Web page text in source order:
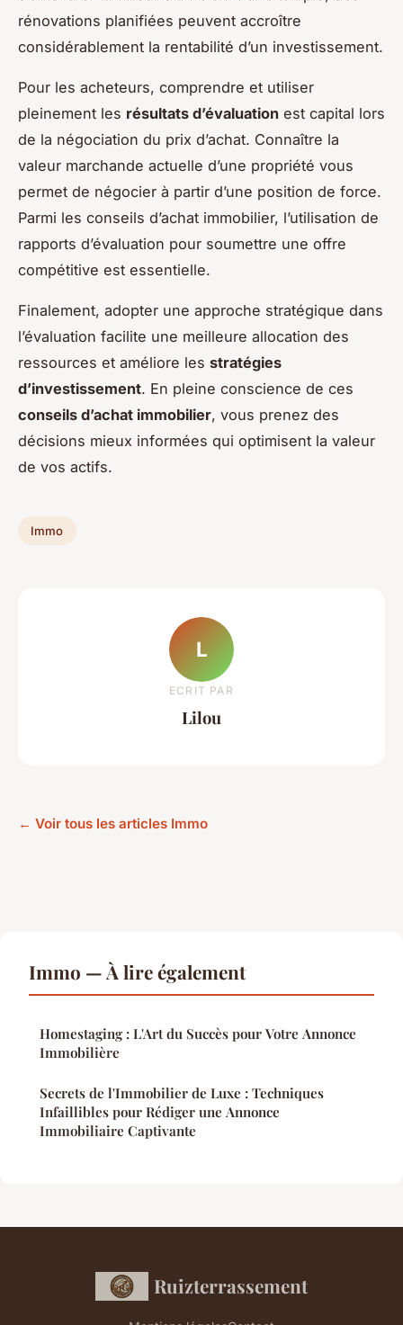
rénovations planifiées peuvent accroître
considérablement la rentabilité d’un investissement.
Pour les acheteurs, comprendre et utiliser
pleinement les résultats d’évaluation est capital lors
de la négociation du prix d’achat. Connaître la
valeur marchande actuelle d’une propriété vous
permet de négocier à partir d’une position de force.
Parmi les conseils d’achat immobilier, l’utilisation de
rapports d’évaluation pour soumettre une offre
compétitive est essentielle.
Finalement, adopter une approche stratégique dans
l’évaluation facilite une meilleure allocation des
ressources et améliore les stratégies
d’investissement. En pleine conscience de ces
conseils d’achat immobilier, vous prenez des
décisions mieux informées qui optimisent la valeur
de vos actifs.
Immo
L
ECRIT PAR
Lilou
← Voir tous les articles Immo
Immo — À lire également
Homestaging : L'Art du Succès pour Votre Annonce
Immobilière
Secrets de l'Immobilier de Luxe : Techniques
Infaillibles pour Rédiger une Annonce
Immobiliaire Captivante
Ruizterrassement